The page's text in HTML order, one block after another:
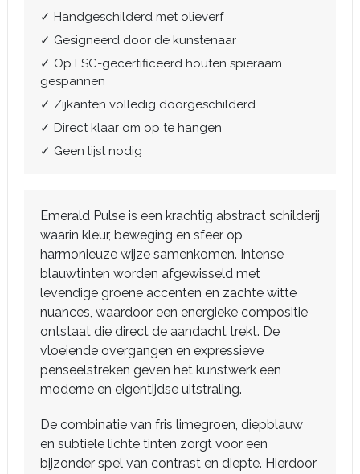
✓ Handgeschilderd met olieverf
✓ Gesigneerd door de kunstenaar
✓ Op FSC-gecertificeerd houten spieraam
gespannen
✓ Zijkanten volledig doorgeschilderd
✓ Direct klaar om op te hangen
✓ Geen lijst nodig
Emerald Pulse is een krachtig abstract schilderij
waarin kleur, beweging en sfeer op
harmonieuze wijze samenkomen. Intense
blauwtinten worden afgewisseld met
levendige groene accenten en zachte witte
nuances, waardoor een energieke compositie
ontstaat die direct de aandacht trekt. De
vloeiende overgangen en expressieve
penseelstreken geven het kunstwerk een
moderne en eigentijdse uitstraling.
De combinatie van fris limegroen, diepblauw
en subtiele lichte tinten zorgt voor een
bijzonder spel van contrast en diepte. Hierdoor